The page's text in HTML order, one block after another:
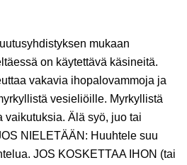
mukaan
on käytettävä käsineitä.
vakavia ihopalovammoja ja
vesieliöille. Myrkyllistä
Älä syö, juo tai
NIELETÄÄN: Huuhtele suu
JOS KOSKETTAA IHON (tai